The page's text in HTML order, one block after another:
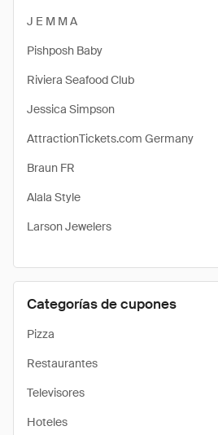
J E M M A
Pishposh Baby
Riviera Seafood Club
Jessica Simpson
AttractionTickets.com Germany
Braun FR
Alala Style
Larson Jewelers
Categorías de cupones
Pizza
Restaurantes
Televisores
Hoteles